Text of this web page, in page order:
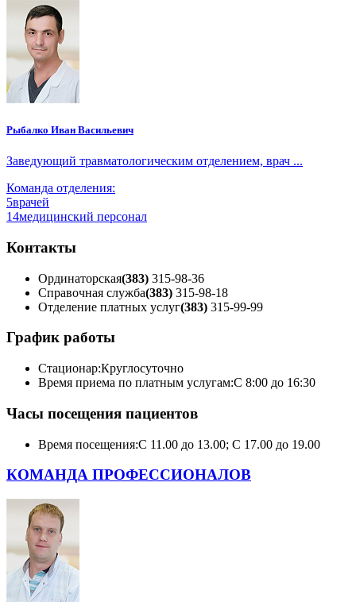
Рыбалко Иван Васильевич
Заведующий травматологическим отделением, врач ...
Команда отделения:
5врачей
14медицинский персонал
Контакты
Ординаторская(383) 315-98-36
Справочная служба(383) 315-98-18
Отделение платных услуг(383) 315-99-99
График работы
Стационар:Круглосуточно
Время приема по платным услугам:С 8:00 до 16:30
Часы посещения пациентов
Время посещения:С 11.00 до 13.00; С 17.00 до 19.00
КОМАНДА ПРОФЕССИОНАЛОВ